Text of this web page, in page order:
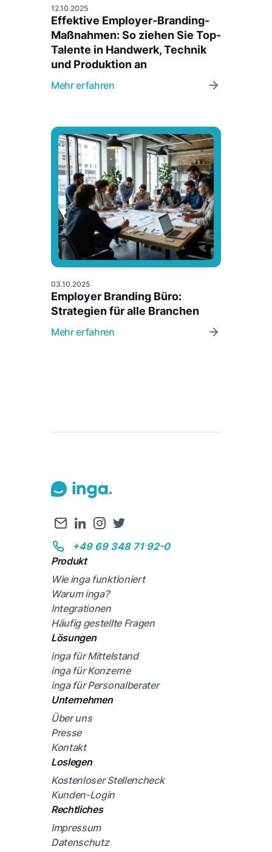
12.10.2025
Effektive Employer-Branding-
Maßnahmen: So ziehen Sie Top-
Talente in Handwerk, Technik
und Produktion an
Mehr erfahren
03.10.2025
Employer Branding Büro:
Strategien für alle Branchen
Mehr erfahren
+49 69 348 71 92-0
Produkt
Wie inga funktioniert
Warum inga?
Integrationen
Häufig gestellte Fragen
Lösungen
inga für Mittelstand
inga für Konzerne
inga für Personalberater
Unternehmen
Über uns
Presse
Kontakt
Loslegen
Kostenloser Stellencheck
Kunden-Login
Rechtliches
Impressum
Datenschutz